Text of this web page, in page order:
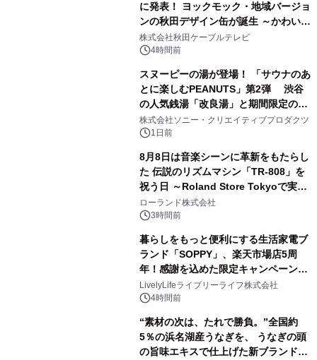
に発表！ ヨックモック・地域バージョ
ンの秋田デザイン缶が誕生 ～かわいい
秋田犬の子犬と秋田の四季と名所を巡
るパッケージ～ 9月1日(火)秋田県内で
株式会社秋田ケーブルテレビ
4時間前
スヌーピーの湯が登場！ 「サウナのあ
とに楽しむPEANUTS」第2弾 渋谷
の人気銭湯「改良湯」と期間限定のコ
ラボレーション サウナイキタイコラ
ボグッズも発売決定！
株式会社ソニー・クリエイティブプロダクツ
1日前
8月8日は音楽シーンに革新をもたらし
た 伝説のリズムマシン「TR-808」を
祝う日 ～Roland Store Tokyoで実機
を展示しての 記念キャンペーンを開
催 英国ラジオ「NTS」の 特別プログ
ラムや、「TR-808」を愛する伝説的
アーティストを フィーチャーしたアニ
メーションを公開～
ローランド株式会社
3時間前
暮らしをもっと便利にする生活家電ブ
ランド「SOPPY」、楽天市場店5周
年！感謝を込めた限定キャンペーンを
8月10日より開催
LivelyLifeライブリーライフ株式会社
4時間前
“素材の次は、たれで勝負。”全国約
5％の浜名湖産うなぎを、 うなぎの頭
の旨味エキスで仕上げた新ブランド